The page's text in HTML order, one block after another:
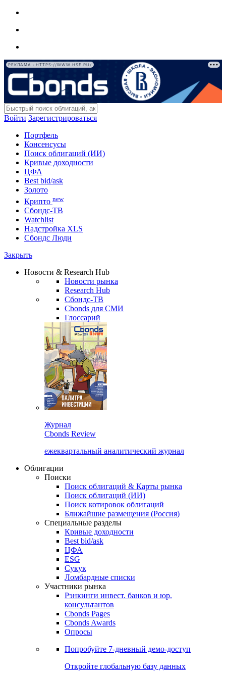
РЕКЛАМА • HTTPS://WWW.HSE.RU/
Войти Зарегистрироваться
Портфель
Консенсусы
Поиск облигаций (ИИ)
Кривые доходности
ЦФА
Best bid/ask
Золото
Крипто new
Сбондс-ТВ
Watchlist
Надстройка XLS
Сбондс Люди
Закрыть
Новости & Research Hub
Новости рынка
Research Hub
Сбондс-ТВ
Cbonds для СМИ
Глоссарий
Журнал
Cbonds Review
ежеквартальный аналитический журнал
Облигации
Поиски
Поиск облигаций & Карты рынка
Поиск облигаций (ИИ)
Поиск котировок облигаций
Ближайшие размещения (Россия)
Специальные разделы
Кривые доходности
Best bid/ask
ЦФА
ESG
Сукук
Ломбардные списки
Участники рынка
Рэнкинги инвест. банков и юр.
консультантов
Cbonds Pages
Cbonds Awards
Опросы
Попробуйте 7-дневный демо-доступ
Откройте глобальную базу данных